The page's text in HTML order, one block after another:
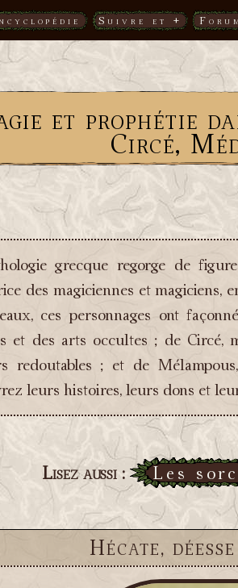
Suivre et +
et prophétie
Circé,
grecque regorge de
des magiciennes et magiciens,
ces personnages ont
et des arts occultes ; de Circé,
redoutables ; et de
leurs histoires, leurs dons et
Lisez aussi : Les
Hécate,